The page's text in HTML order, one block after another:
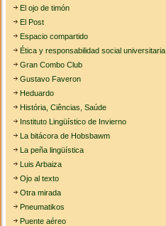
El ojo de timón
El Post
Espacio compartido
Ética y responsabilidad social universitaria
Gran Combo Club
Gustavo Faveron
Heduardo
História, Ciências, Saúde
Instituto Lingüístico de Invierno
La bitácora de Hobsbawm
La peña lingüística
Luis Arbaiza
Ojo al texto
Otra mirada
Pneumatikos
Puente aéreo